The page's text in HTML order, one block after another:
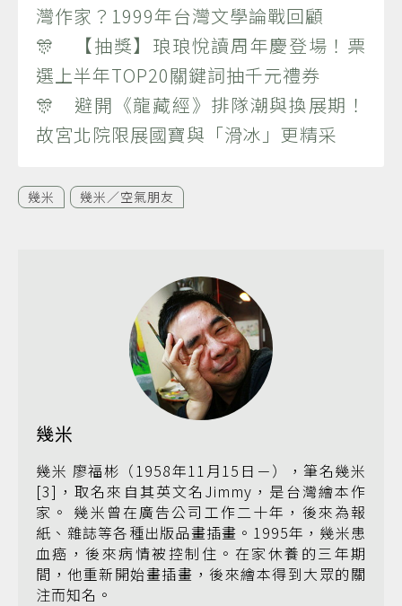
灣作家？1999年台灣文學論戰回顧
🎊 【抽獎】琅琅悅讀周年慶登場！票
選上半年TOP20關鍵詞抽千元禮券
🎊 避開《龍藏經》排隊潮與換展期！
故宮北院限展國寶與「滑冰」更精采
幾米 幾米／空氣朋友
幾米
幾米 廖福彬（1958年11月15日－），筆名幾米
[3]，取名來自其英文名Jimmy，是台灣繪本作
家。 幾米曾在廣告公司工作二十年，後來為報
紙、雜誌等各種出版品畫插畫。1995年，幾米患
血癌，後來病情被控制住。在家休養的三年期
間，他重新開始畫插畫，後來繪本得到大眾的關
注而知名。